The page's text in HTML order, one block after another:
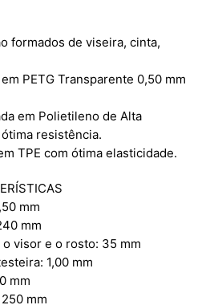
formados de viseira, cinta,
PETG Transparente 0,50 mm
em Polietileno de Alta
resistência.
TPE com ótima elasticidade.
mm
mm
visor e o rosto: 35 mm
1,00 mm
mm
mm